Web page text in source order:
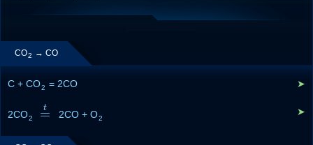
CO2 → CO
C + CO2 = 2CO ➤
2CO2 =
t
=t 2CO + O2
➤